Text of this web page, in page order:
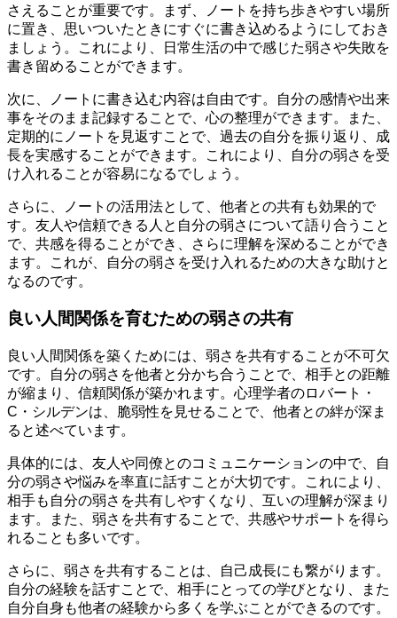
さえることが重要です。まず、ノートを持ち歩きやすい場所
に置き、思いついたときにすぐに書き込めるようにしておき
ましょう。これにより、日常生活の中で感じた弱さや失敗を
書き留めることができます。
次に、ノートに書き込む内容は自由です。自分の感情や出来
事をそのまま記録することで、心の整理ができます。また、
定期的にノートを見返すことで、過去の自分を振り返り、成
長を実感することができます。これにより、自分の弱さを受
け入れることが容易になるでしょう。
さらに、ノートの活用法として、他者との共有も効果的で
す。友人や信頼できる人と自分の弱さについて語り合うこと
で、共感を得ることができ、さらに理解を深めることができ
ます。これが、自分の弱さを受け入れるための大きな助けと
なるのです。
良い人間関係を育むための弱さの共有
良い人間関係を築くためには、弱さを共有することが不可欠
です。自分の弱さを他者と分かち合うことで、相手との距離
が縮まり、信頼関係が築かれます。心理学者のロバート・
C・シルデンは、脆弱性を見せることで、他者との絆が深ま
ると述べています。
具体的には、友人や同僚とのコミュニケーションの中で、自
分の弱さや悩みを率直に話すことが大切です。これにより、
相手も自分の弱さを共有しやすくなり、互いの理解が深まり
ます。また、弱さを共有することで、共感やサポートを得ら
れることも多いです。
さらに、弱さを共有することは、自己成長にも繋がります。
自分の経験を話すことで、相手にとっての学びとなり、また
自分自身も他者の経験から多くを学ぶことができるのです。